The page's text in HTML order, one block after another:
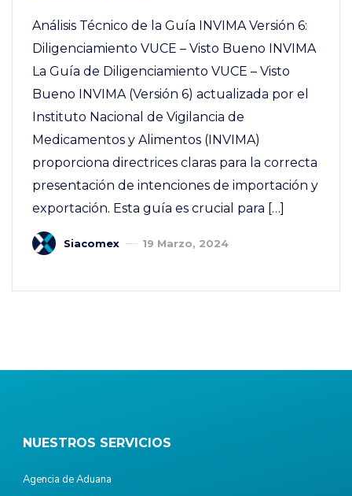
Análisis Técnico de la Guía INVIMA Versión 6:
Diligenciamiento VUCE – Visto Bueno INVIMA
La Guía de Diligenciamiento VUCE – Visto
Bueno INVIMA (Versión 6) actualizada por el
Instituto Nacional de Vigilancia de
Medicamentos y Alimentos (INVIMA)
proporciona directrices claras para la correcta
presentación de intenciones de importación y
exportación. Esta guía es crucial para […]
Siacomex 19 Marzo, 2024
NUESTROS SERVICIOS
Agencia de Aduana